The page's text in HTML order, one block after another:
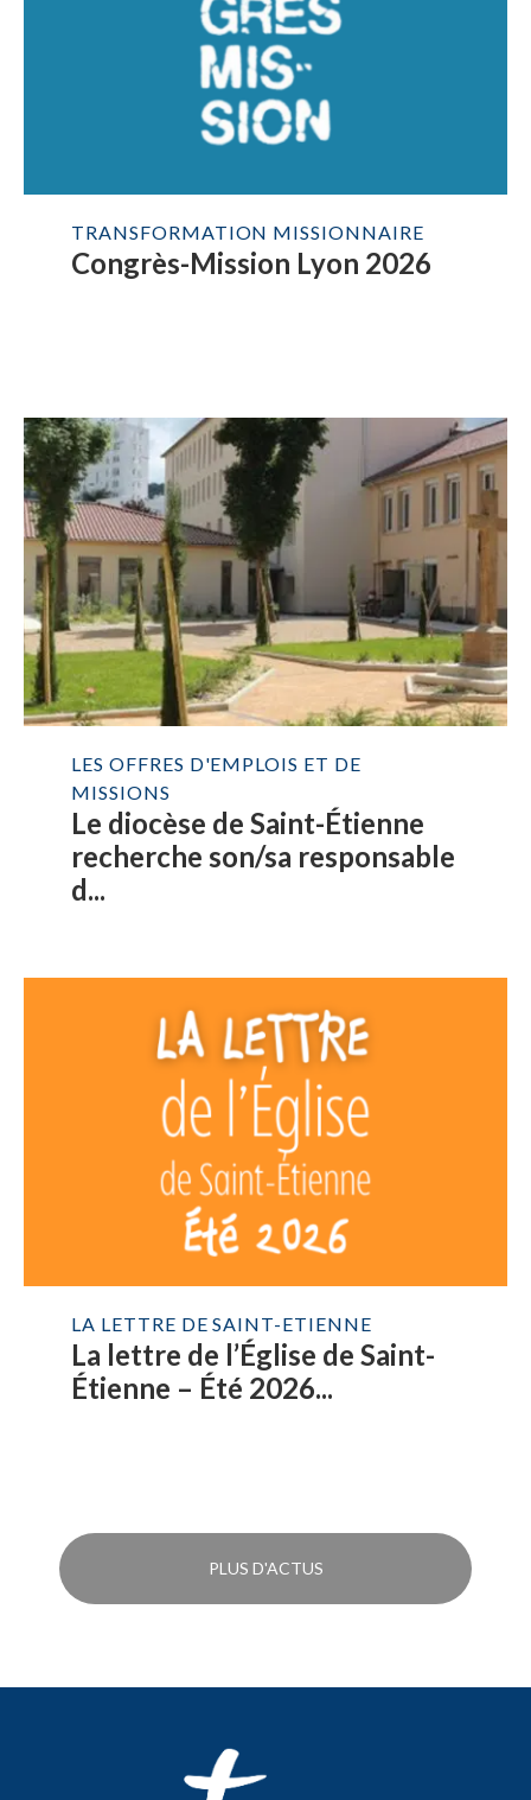
TRANSFORMATION MISSIONNAIRE
Congrès-Mission Lyon 2026
LES OFFRES D'EMPLOIS ET DE
MISSIONS
Le diocèse de Saint-Étienne
recherche son/sa responsable
d...
LA LETTRE DE SAINT-ETIENNE
La lettre de l’Église de Saint-
Étienne – Été 2026...
PLUS D'ACTUS